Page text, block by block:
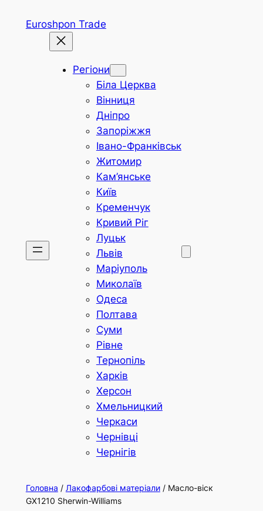
Euroshpon Trade
Регіони
Біла Церква
Вінниця
Дніпро
Запоріжжя
Івано-Франківськ
Житомир
Кам’янське
Київ
Кременчук
Кривий Ріг
Луцьк
Львів
Маріуполь
Миколаїв
Одеса
Полтава
Суми
Рівне
Тернопіль
Харків
Херсон
Хмельницкий
Черкаси
Чернівці
Чернігів
Головна / Лакофарбові матеріали/ Масло-віск
GX1210 Sherwin-Williams